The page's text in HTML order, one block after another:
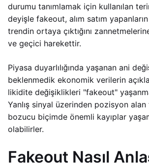
durumu tanımlamak için kullanılan
deyişle fakeout, alım satım
trendin ortaya çıktığını
ve geçici harekettir.
Piyasa duyarlılığında yaşanan ani
beklenmedik ekonomik verilerin
likidite değişiklikleri "fakeout"
Yanlış sinyal üzerinden pozisyon alan
bozucu biçimde önemli kayıplar
olabilirler.
Fakeout Nasıl